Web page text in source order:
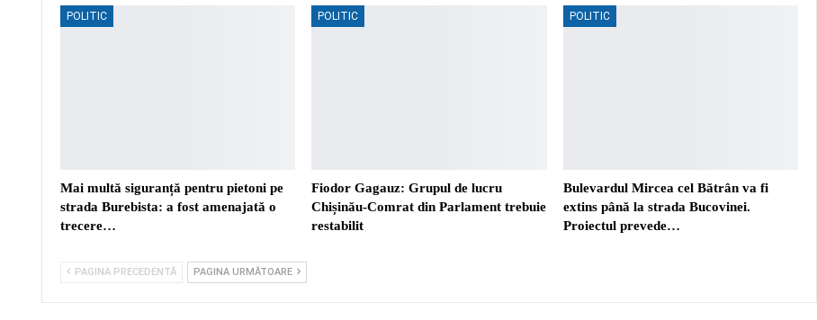
POLITIC
Mai multă siguranță pentru pietoni pe
strada Burebista: a fost amenajată o
trecere…
POLITIC
Fiodor Gagauz: Grupul de lucru
Chișinău-Comrat din Parlament trebuie
restabilit
POLITIC
Bulevardul Mircea cel Bătrân va fi
extins până la strada Bucovinei.
Proiectul prevede…
PAGINA PRECEDENTĂ PAGINA URMĂTOARE